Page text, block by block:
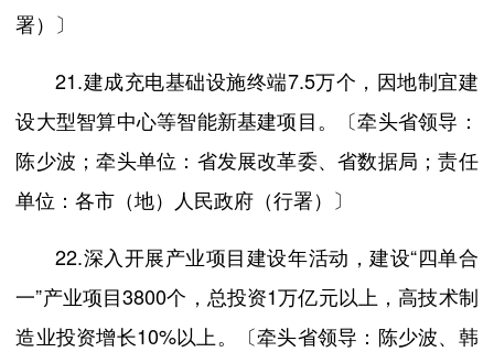
署）〕
21.建成充电基础设施终端7.5万个，因地制宜建
设大型智算中心等智能新基建项目。〔牵头省领导：
陈少波；牵头单位：省发展改革委、省数据局；责任
单位：各市（地）人民政府（行署）〕
22.深入开展产业项目建设年活动，建设“四单合
一”产业项目3800个，总投资1万亿元以上，高技术制
造业投资增长10%以上。〔牵头省领导：陈少波、韩